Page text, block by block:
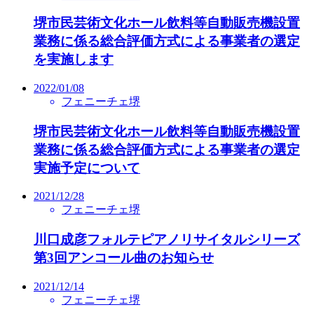
堺市民芸術文化ホール飲料等自動販売機設置
業務に係る総合評価方式による事業者の選定
を実施します
2022/01/08
フェニーチェ堺
堺市民芸術文化ホール飲料等自動販売機設置
業務に係る総合評価方式による事業者の選定
実施予定について
2021/12/28
フェニーチェ堺
川口成彦フォルテピアノリサイタルシリーズ
第3回アンコール曲のお知らせ
2021/12/14
フェニーチェ堺